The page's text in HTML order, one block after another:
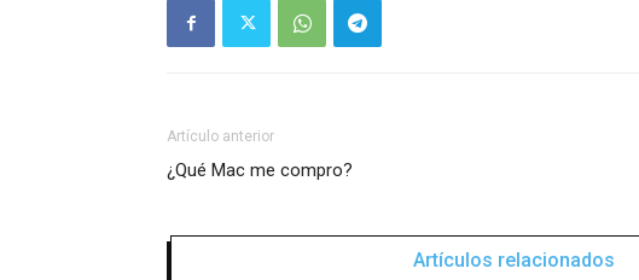
Artículo anterior
¿Qué Mac me compro?
Artículos relacionados